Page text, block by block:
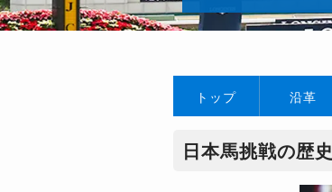
トップ 沿革
日本馬挑戦の歴史